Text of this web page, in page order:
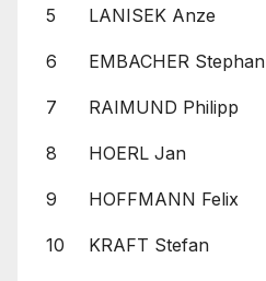
5 LANISEK Anze
6 EMBACHER Stephan
7 RAIMUND Philipp
8 HOERL Jan
9 HOFFMANN Felix
10 KRAFT Stefan